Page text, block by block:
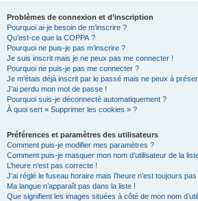
Problèmes de connexion et d’inscription
Pourquoi ai-je besoin de m’inscrire ?
Qu’est-ce que la COPPA ?
Pourquoi ne puis-je pas m’inscrire ?
Je suis inscrit mais je ne peux pas me connecter !
Pourquoi ne puis-je pas me connecter ?
Je m’étais déjà inscrit par le passé mais ne peux à
J’ai perdu mon mot de passe !
Pourquoi suis-je déconnecté automatiquement ?
À quoi sert « Supprimer les cookies » ?
Préférences et paramètres des utilisateurs
Comment puis-je modifier mes paramètres ?
Comment puis-je masquer mon nom d’utilisateur de la
L’heure n’est pas correcte !
J’ai réglé le fuseau horaire mais l’heure n’est toujours
Ma langue n’apparaît pas dans la liste !
Que signifient les images situées à côté de mon nom